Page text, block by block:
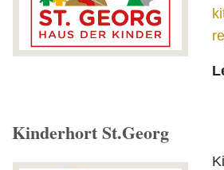
Kinderhort St.Georg